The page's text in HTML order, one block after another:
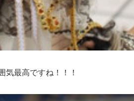
気最高ですね！！！